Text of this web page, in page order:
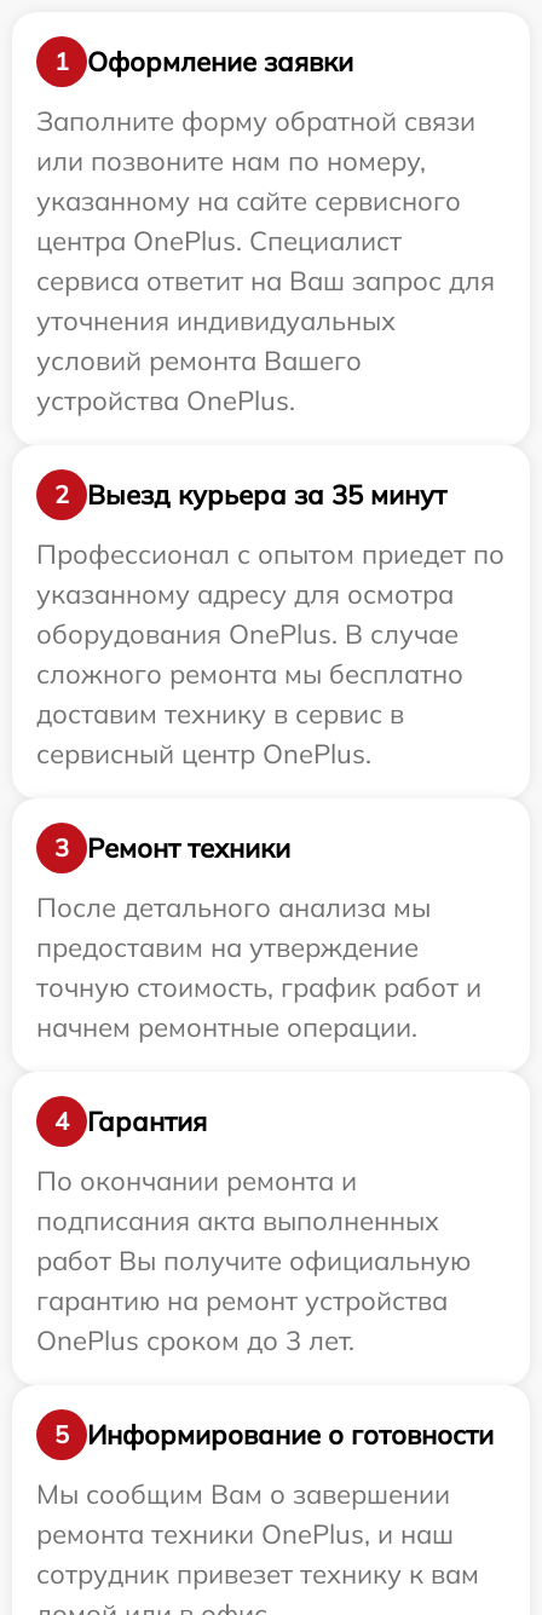
1
Оформление заявки
Заполните форму обратной связи
или позвоните нам по номеру,
указанному на сайте сервисного
центра OnePlus. Специалист
сервиса ответит на Ваш запрос для
уточнения индивидуальных
условий ремонта Вашего
устройства OnePlus.
2
Выезд курьера за 35 минут
Профессионал с опытом приедет по
указанному адресу для осмотра
оборудования OnePlus. В случае
сложного ремонта мы бесплатно
доставим технику в сервис в
сервисный центр OnePlus.
3
Ремонт техники
После детального анализа мы
предоставим на утверждение
точную стоимость, график работ и
начнем ремонтные операции.
4
Гарантия
По окончании ремонта и
подписания акта выполненных
работ Вы получите официальную
гарантию на ремонт устройства
OnePlus сроком до 3 лет.
5
Информирование о готовности
Мы сообщим Вам о завершении
ремонта техники OnePlus, и наш
сотрудник привезет технику к вам